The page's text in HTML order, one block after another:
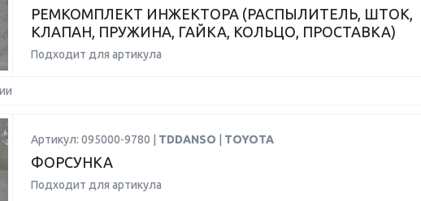
РЕМКОМПЛЕКТ ИНЖЕКТОРА (РАСПЫЛИТЕЛЬ, ШТОК,
КЛАПАН, ПРУЖИНА, ГАЙКА, КОЛЬЦО, ПРОСТАВКА)
Подходит для артикула
Артикул: 095000-9780 | TDDANSO TOYOTA
ФОРСУНКА
Подходит для артикула